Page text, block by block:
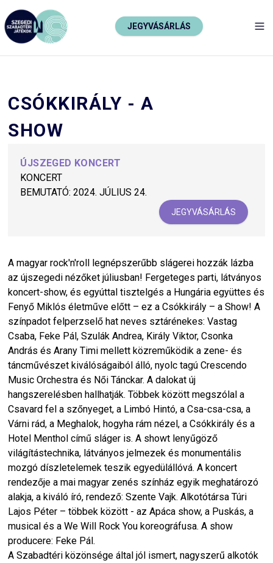
JEGYVÁSÁRLÁS
CSÓKKIRÁLY - A
SHOW
ÚJSZEGED KONCERT
KONCERT
BEMUTATÓ: 2024. JÚLIUS 24.
JEGYVÁSÁRLÁS
A magyar rock'n'roll legnépszerűbb slágerei hozzák lázba
az újszegedi nézőket júliusban! Fergeteges parti, látványos
koncert-show, és egyúttal tisztelgés a Hungária együttes és
Fenyő Miklós életműve előtt – ez a Csókkirály – a Show! A
színpadot felperzselő hat neves sztárénekes: Vastag
Csaba, Feke Pál, Szulák Andrea, Király Viktor, Csonka
András és Arany Timi mellett közreműködik a zene- és
táncművészet kiválóságaiból álló, nyolc tagú Crescendo
Music Orchestra és Női Tánckar. A dalokat új
hangszerelésben hallhatják. Többek között megszólal a
Csavard fel a szőnyeget, a Limbó Hintó, a Csa-csa-csa, a
Várni rád, a Meghalok, hogyha rám nézel, a Csókkirály és a
Hotel Menthol című sláger is. A showt lenyűgöző
világítástechnika, látványos jelmezek és monumentális
mozgó díszletelemek teszik egyedülállóvá. A koncert
rendezője a mai magyar zenés színház egyik meghatározó
alakja, a kiváló író, rendező: Szente Vajk. Alkotótársa Túri
Lajos Péter – többek között - az Apáca show, a Puskás, a
musical és a We Will Rock You koreográfusa. A show
producere: Feke Pál.
A Szabadtéri közönsége által jól ismert, nagyszerű alkotók